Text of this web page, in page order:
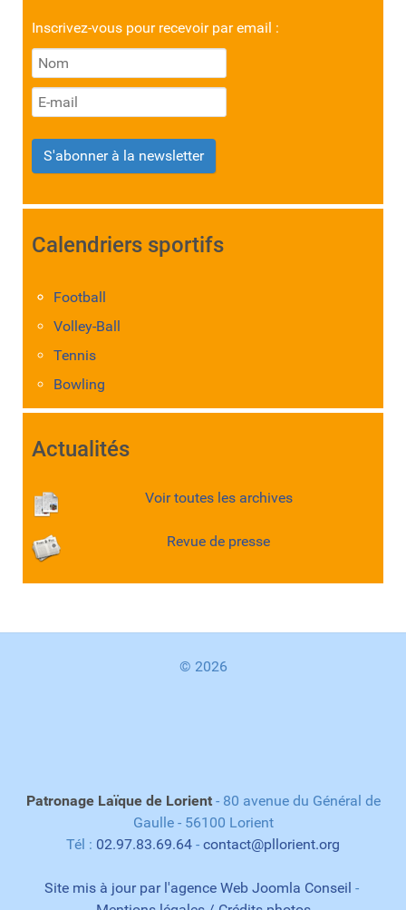
Inscrivez-vous pour recevoir par email :
S'abonner à la newsletter
Calendriers sportifs
Football
Volley-Ball
Tennis
Bowling
Actualités
Voir toutes les archives
Revue de presse
© 2026
Patronage Laïque de Lorient - 80 avenue du Général de
Gaulle - 56100 Lorient
Tél : 02.97.83.69.64 - contact@pllorient.org
Site mis à jour par l'agence Web Joomla Conseil -